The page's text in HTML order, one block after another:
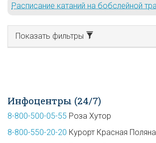
Расписание катаний на бобслейной
Показать фильтры
Инфоцентры (24/7)
8-800-500-05-55 Роза Хутор
8-800-550-20-20 Курорт Красная Поляна